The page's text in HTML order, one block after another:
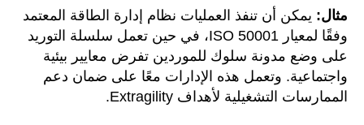
مثال: يمكن أن تنفذ العمليات نظام إدارة الطاقة المعتمد
وفقًا لمعيار ISO 50001، في حين تعمل سلسلة التوريد
على وضع مدونة سلوك للموردين تفرض معايير بيئية
واجتماعية. وتعمل هذه الإدارات معًا على ضمان دعم
الممارسات التشغيلية لأهداف Extragility.